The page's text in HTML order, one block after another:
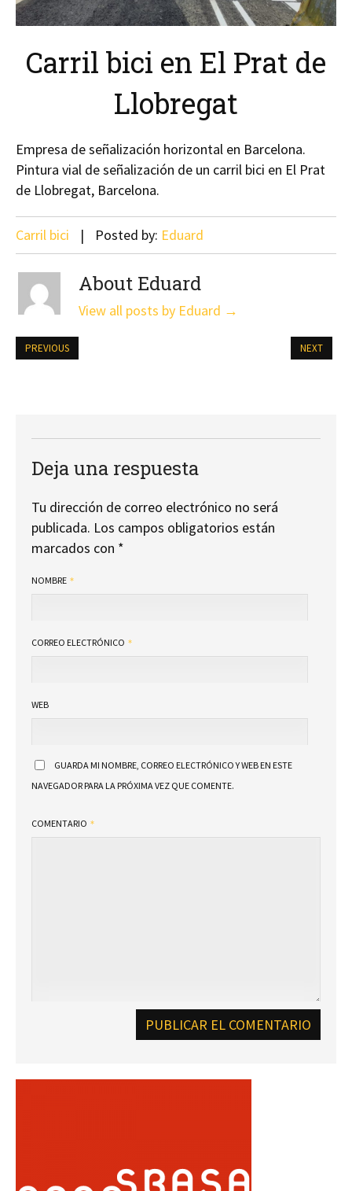
Carril bici en El Prat de
Llobregat
Empresa de señalización horizontal en Barcelona.
Pintura vial de señalización de un carril bici en El Prat
de Llobregat, Barcelona.
Carril bici Posted by: Eduard
About Eduard
View all posts by Eduard →
PREVIOUS NEXT
Deja una respuesta
Tu dirección de correo electrónico no será
publicada. Los campos obligatorios están
marcados con *
NOMBRE
CORREO ELECTRÓNICO
WEB
GUARDA MI NOMBRE, CORREO ELECTRÓNICO Y WEB EN ESTE
NAVEGADOR PARA LA PRÓXIMA VEZ QUE COMENTE.
COMENTARIO